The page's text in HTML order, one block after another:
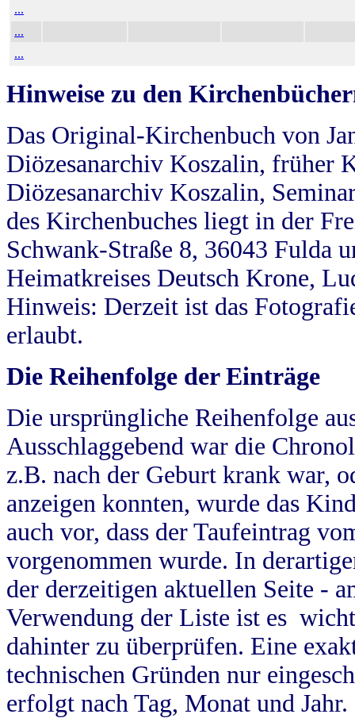
...
...
...
Hinweise zu den
Das Original-Kirchenbuch von
Diözesanarchiv Koszalin, früher
Diözesanarchiv Koszalin,
des Kirchenbuches liegt in der
Schwank-Straße 8, 36043 Fulda
Heimatkreises Deutsch Krone,
Hinweis: Derzeit ist das
erlaubt.
Die Reihenfolge der Einträge
Die ursprüngliche Reihenfolge
Ausschlaggebend war die
z.B. nach der Geburt krank war,
anzeigen konnten, wurde das
auch vor, dass der Taufeintrag
vorgenommen wurde. In
der derzeitigen aktuellen Seite -
Verwendung der Liste ist es
dahinter zu überprüfen. Eine
technischen Gründen nur
erfolgt nach Tag, Monat und Jahr.